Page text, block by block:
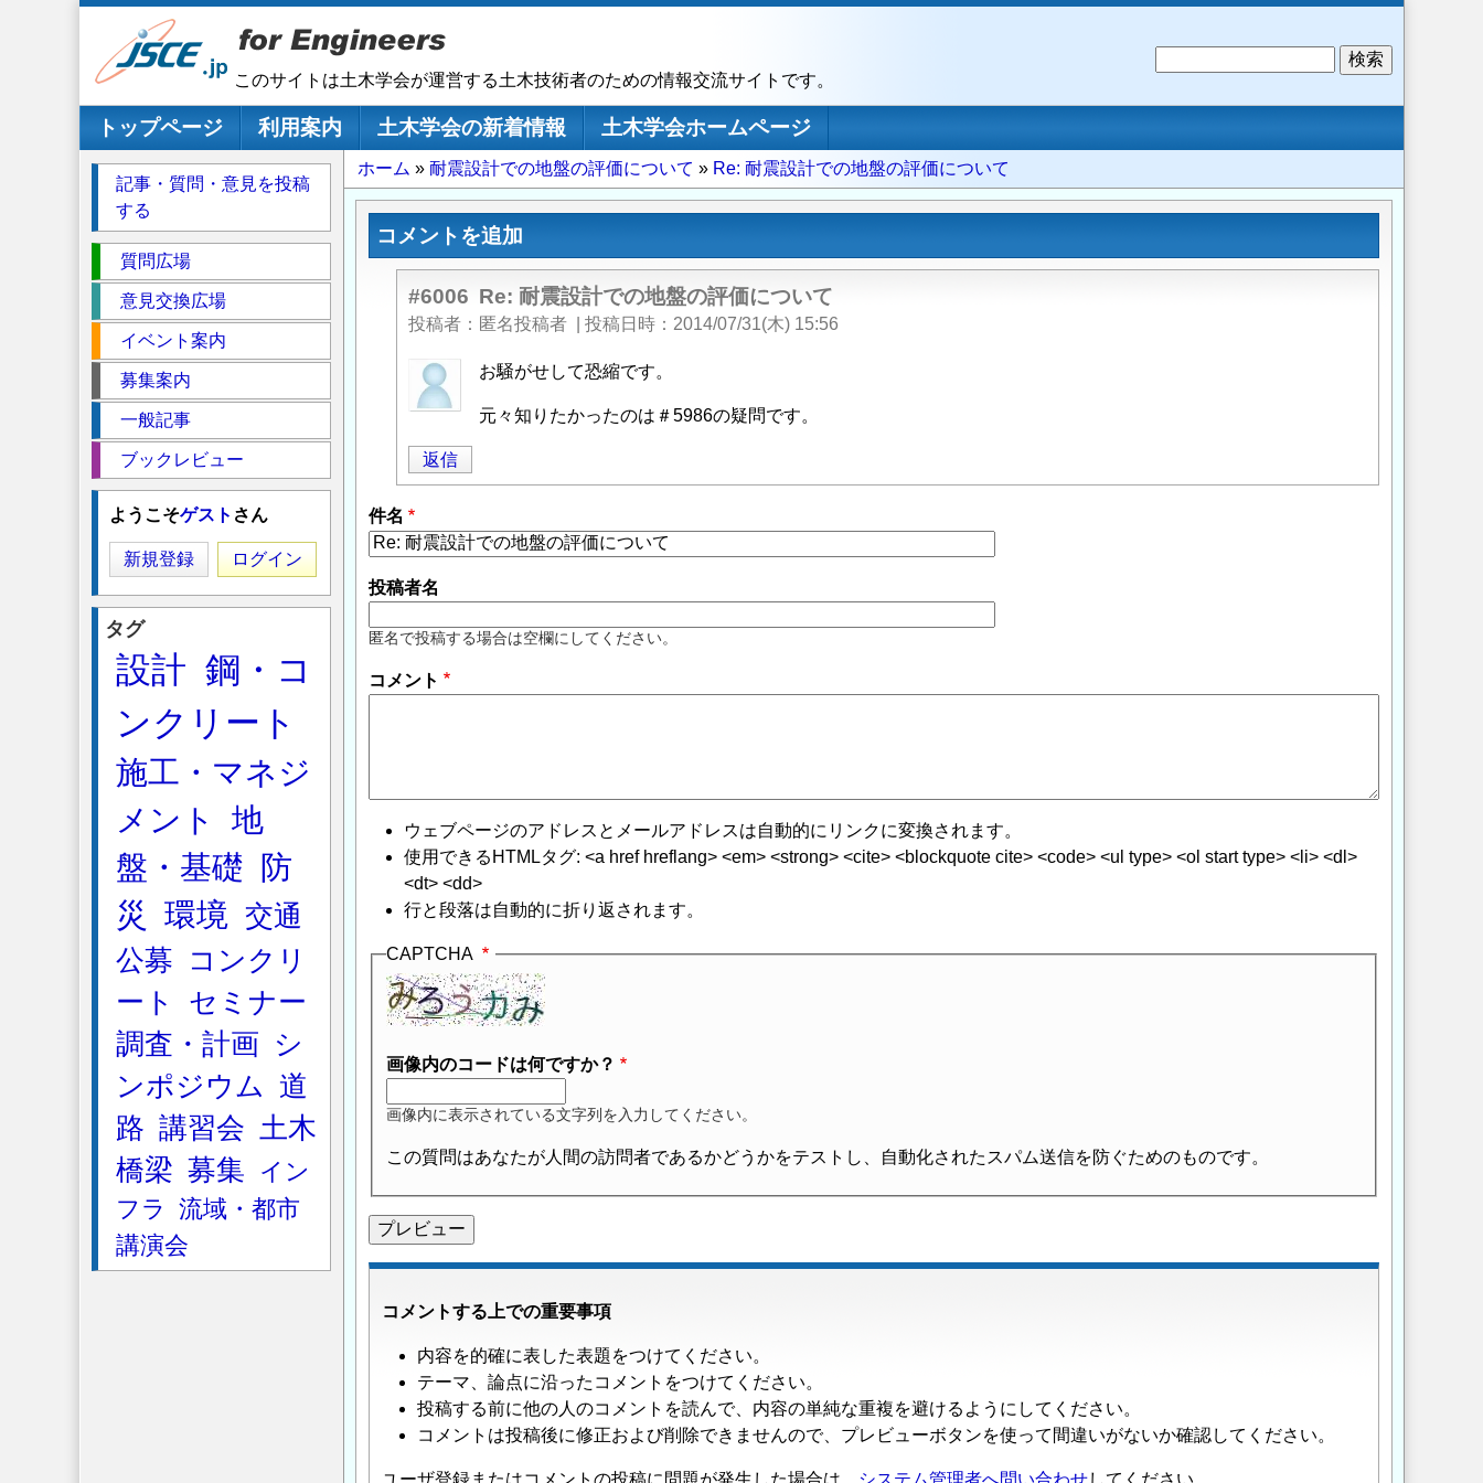
このサイトは土木学会が運営する土木技術者のための情報交流サイトです。
メインナビゲーション
トップページ 利用案内 土木学会の新着情報
土木学会ホームページ
パ
ン
ず
ホーム 耐震設計での地盤の評価について Re: 耐震設計での地盤の評価について
コメントを追加
#6006 Re: 耐震設計での地盤の評価について
投稿者 匿名投稿者 投稿日時 2014/07/31(木) 15:56
匿
名
稿
者
よ
る
「Re:
震
計
盤
の
評
価
に
い
て」
へ
返
お騒がせして恐縮です。
元々知りたかったのは＃5986の疑問です。
返信
件名
投稿者名
匿名で投稿する場合は空欄にしてください。
コメント
ウェブページのアドレスとメールアドレスは自動的にリンクに変換されます。
使用できるHTMLタグ: <a href hreflang> <em> <strong> <cite> <blockquote cite> <code> <ul type> <ol start type> <li> <dl>
<dt> <dd>
行と段落は自動的に折り返されます。
CAPTCHA
画像内のコードは何ですか？
画像内に表示されている文字列を入力してください。
この質問はあなたが人間の訪問者であるかどうかをテストし、自動化されたスパム送信を防ぐためのものです。
コメントする上での重要事項
内容を的確に表した表題をつけてください。
テーマ、論点に沿ったコメントをつけてください。
投稿する前に他の人のコメントを読んで、内容の単純な重複を避けるようにしてください。
コメントは投稿後に修正および削除できませんので、プレビューボタンを使って間違いがないか確認してください。
ユーザ登録またはコメントの投稿に問題が発生した場合は、 システム管理者へ問い合わせしてください。
記事・質問・意見を投稿
する
ク
シ
質問広場
意見交換広場
イベント案内
募集案内
一般記事
ブックレビュー
ようこそゲスト さん
新規登録 ログイン
タグ
設計 鋼・コ
ンクリート
施工・マネジ
メント
地
盤・基礎
防
災
環境 交通
公募
コンクリ
ート
セミナー
調査・計画
シ
ンポジウム 道
路 講習会 土木
橋梁 募集
イン
フラ
流域・都市
講演会